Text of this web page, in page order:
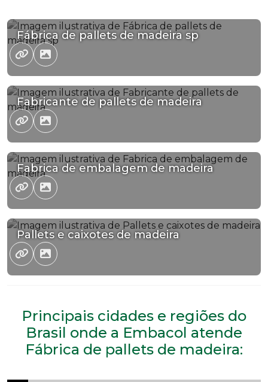
Fábrica de pallets de madeira sp
Fabricante de pallets de madeira
Fabrica de embalagem de madeira
Pallets e caixotes de madeira
Principais cidades e regiões do
Brasil onde a Embacol atende
Fábrica de pallets de madeira: